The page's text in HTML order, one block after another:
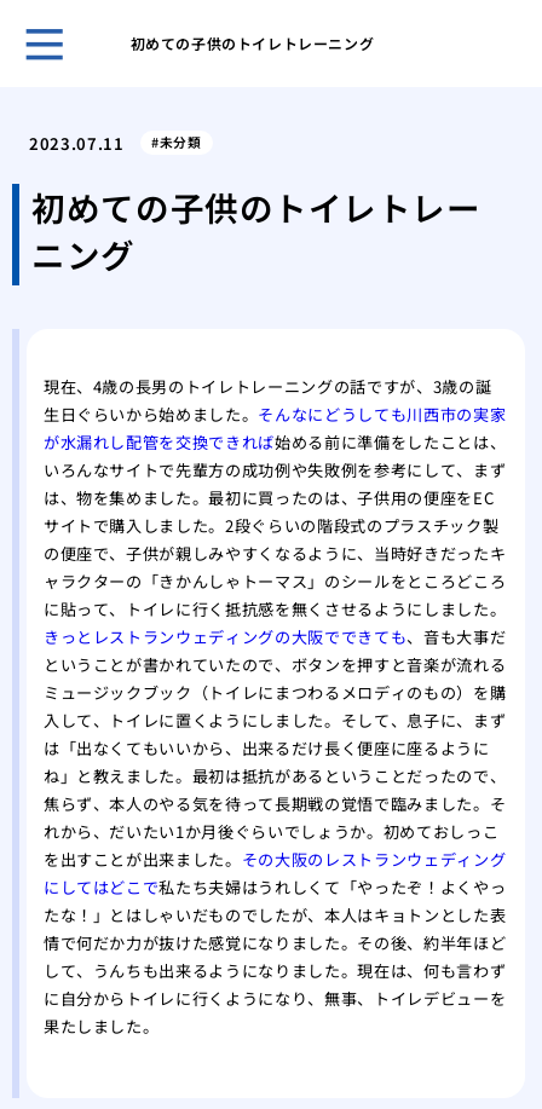
初めての子供のトイレトレーニング
2023.07.11 未分類
初めての子供のトイレトレー
ニング
現在、4歳の長男のトイレトレーニングの話ですが、3歳の誕
生日ぐらいから始めました。 そんなにどうしても川西市の実家
が水漏れし配管を交換できれば始める前に準備をしたことは、
いろんなサイトで先輩方の成功例や失敗例を参考にして、まず
は、物を集めました。最初に買ったのは、子供用の便座をEC
サイトで購入しました。2段ぐらいの階段式のプラスチック製
の便座で、子供が親しみやすくなるように、当時好きだったキ
ャラクターの「きかんしゃトーマス」のシールをところどころ
に貼って、トイレに行く抵抗感を無くさせるようにしました。
きっとレストランウェディングの大阪でできても、音も大事だ
ということが書かれていたので、ボタンを押すと音楽が流れる
ミュージックブック（トイレにまつわるメロディのもの）を購
入して、トイレに置くようにしました。そして、息子に、まず
は「出なくてもいいから、出来るだけ長く便座に座るように
ね」と教えました。最初は抵抗があるということだったので、
焦らず、本人のやる気を待って長期戦の覚悟で臨みました。そ
れから、だいたい1か月後ぐらいでしょうか。初めておしっこ
を出すことが出来ました。 その大阪のレストランウェディング
にしてはどこで私たち夫婦はうれしくて「やったぞ！よくやっ
たな！」とはしゃいだものでしたが、本人はキョトンとした表
情で何だか力が抜けた感覚になりました。その後、約半年ほど
して、うんちも出来るようになりました。現在は、何も言わず
に自分からトイレに行くようになり、無事、トイレデビューを
果たしました。